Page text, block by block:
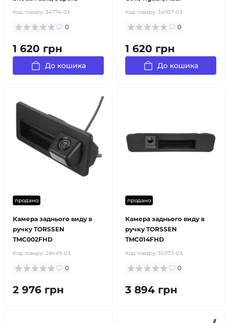
Код товару: 34774-03
0
1 620 грн
До кошика
Код товару: 34957-03
0
1 620 грн
До кошика
продано
Камера заднього виду в
ручку TORSSEN
TMC002FHD
Код товару: 28449-03
0
2 976 грн
продано
Камера заднього виду в
ручку TORSSEN
TMC014FHD
Код товару: 30373-03
0
3 894 грн